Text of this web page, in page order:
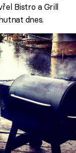
Bistro a Grill
dnes.